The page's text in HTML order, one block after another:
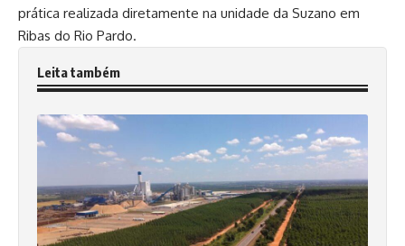
prática realizada diretamente na unidade da Suzano em
Ribas do Rio Pardo.
Leita também